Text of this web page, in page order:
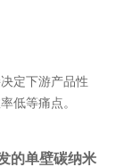
定下游产品性
低等痛点。
的单壁碳纳米